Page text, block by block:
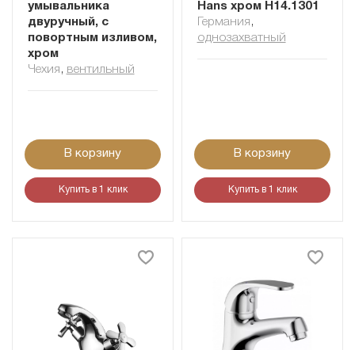
умывальника
двуручный, с
повортным изливом,
хром
Чехия , вентильный
В корзину
Купить в 1 клик
Hans хром H14.1301
Германия ,
однозахватный
В корзину
Купить в 1 клик